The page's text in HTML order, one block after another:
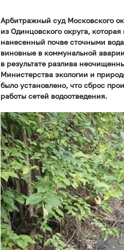
Арбитражный суд Московского
из Одинцовского округа,
нанесенный почве сточными
виновные в коммунальной
в результате разлива
Министерства экологии и
было установлено, что сброс
работы сетей водоотведения.